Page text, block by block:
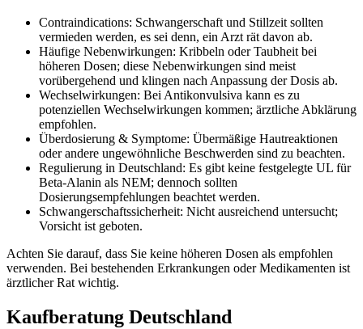
Contraindications: Schwangerschaft und Stillzeit sollten
vermieden werden, es sei denn, ein Arzt rät davon ab.
Häufige Nebenwirkungen: Kribbeln oder Taubheit bei
höheren Dosen; diese Nebenwirkungen sind meist
vorübergehend und klingen nach Anpassung der Dosis ab.
Wechselwirkungen: Bei Antikonvulsiva kann es zu
potenziellen Wechselwirkungen kommen; ärztliche Abklärung
empfohlen.
Überdosierung & Symptome: Übermäßige Hautreaktionen
oder andere ungewöhnliche Beschwerden sind zu beachten.
Regulierung in Deutschland: Es gibt keine festgelegte UL für
Beta-Alanin als NEM; dennoch sollten
Dosierungsempfehlungen beachtet werden.
Schwangerschaftssicherheit: Nicht ausreichend untersucht;
Vorsicht ist geboten.
Achten Sie darauf, dass Sie keine höheren Dosen als empfohlen
verwenden. Bei bestehenden Erkrankungen oder Medikamenten ist
ärztlicher Rat wichtig.
Kaufberatung Deutschland